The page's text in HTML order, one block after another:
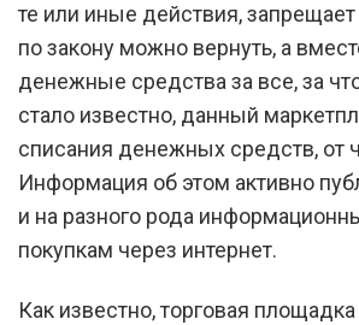
те или иные действия,
по закону можно вернуть, а
денежные средства за все, за
стало известно, данный
списания денежных средств, от
Информация об этом активно
и на разного рода
покупкам через интернет.
Как известно, торговая